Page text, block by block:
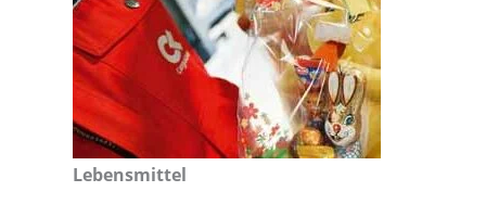
Lebensmittel